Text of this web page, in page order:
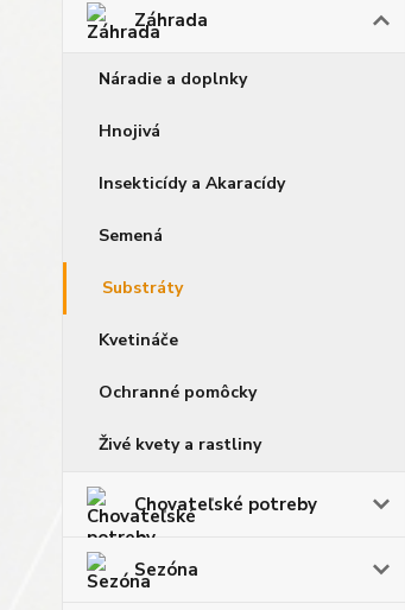
Záhrada
Náradie a doplnky
Hnojivá
Insekticídy a Akaracídy
Semená
Substráty
Kvetináče
Ochranné pomôcky
Živé kvety a rastliny
Chovateľské potreby
Sezóna